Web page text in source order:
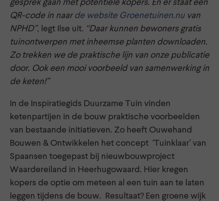
gesprek gaan met potentiële kopers. En er staat een
QR-code in naarde website Groenetuinen.nu van
NPHD”, legt Ilse uit. “Daar kunnen bewoners gratis
tuinontwerpen met inheemse planten downloaden.
Zo trekken we de praktische lijn van onze publicatie
door. Ook een mooi voorbeeld van samenwerking in
de keten!”
In de Inspiratiegids Duurzame Tuin vinden
ketenpartijen in de bouw praktische voorbeelden
van bestaande initiatieven. Zo heeft Ouwehand
Bouwen & Ontwikkelen het concept ‘Tuinklaar’ van
Spaansen toegepast bij nieuwbouwproject
Waardereiland in Heerhugowaard. Hier kregen
kopers de optie om meteen al een tuin aan te laten
leggen tijdens de bouw. Resultaat? Een groene wijk